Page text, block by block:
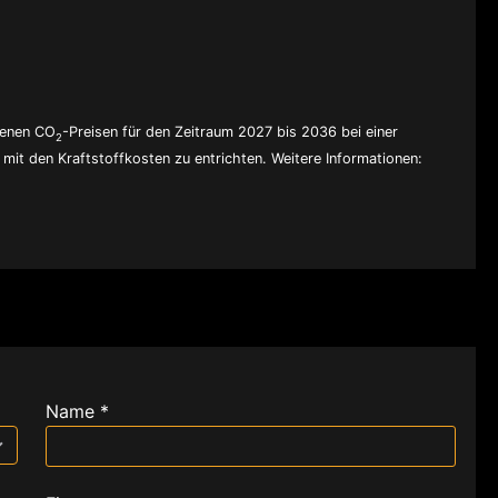
CO2-Preisen für den Zeitraum 2027 bis 2036 bei einer
mit den Kraftstoffkosten zu entrichten. Weitere Informationen:
Name *